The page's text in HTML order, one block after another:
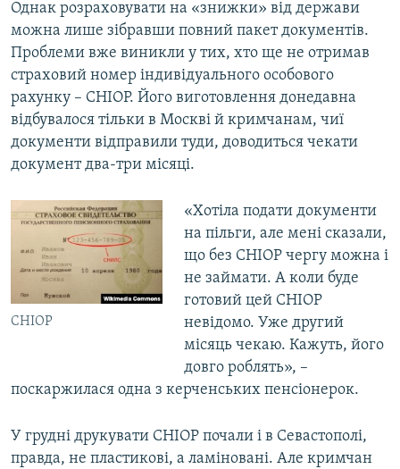
Однак розраховувати на «знижки» від держави
можна лише зібравши повний пакет документів.
Проблеми вже виникли у тих, хто ще не отримав
страховий номер індивідуального особового
рахунку – СНІОР. Його виготовлення донедавна
відбувалося тільки в Москві й кримчанам, чиї
документи відправили туди, доводиться чекати
документ два-три місяці.
СНІОР
«Хотіла подати документи
на пільги, але мені сказали,
що без СНІОР чергу можна і
не займати. А коли буде
готовий цей СНІОР
невідомо. Уже другий
місяць чекаю. Кажуть, його
довго роблять», –
поскаржилася одна з керченських пенсіонерок.
У грудні друкувати СНІОР почали і в Севастополі,
правда, не пластикові, а ламіновані. Але кримчан